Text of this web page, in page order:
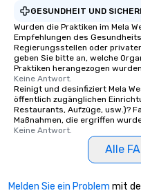
GESUNDHEIT UND
Wurden die Praktiken im Mela
Empfehlungen des
Regierungsstellen oder
geben Sie bitte an, welche
Praktiken herangezogen
Keine Antwort.
Reinigt und desinfiziert Mela
öffentlich zugänglichen
Restaurants, Aufzüge, usw.)?
Maßnahmen, die ergriffen
Keine Antwort.
Alle
Melden Sie ein Problem mit